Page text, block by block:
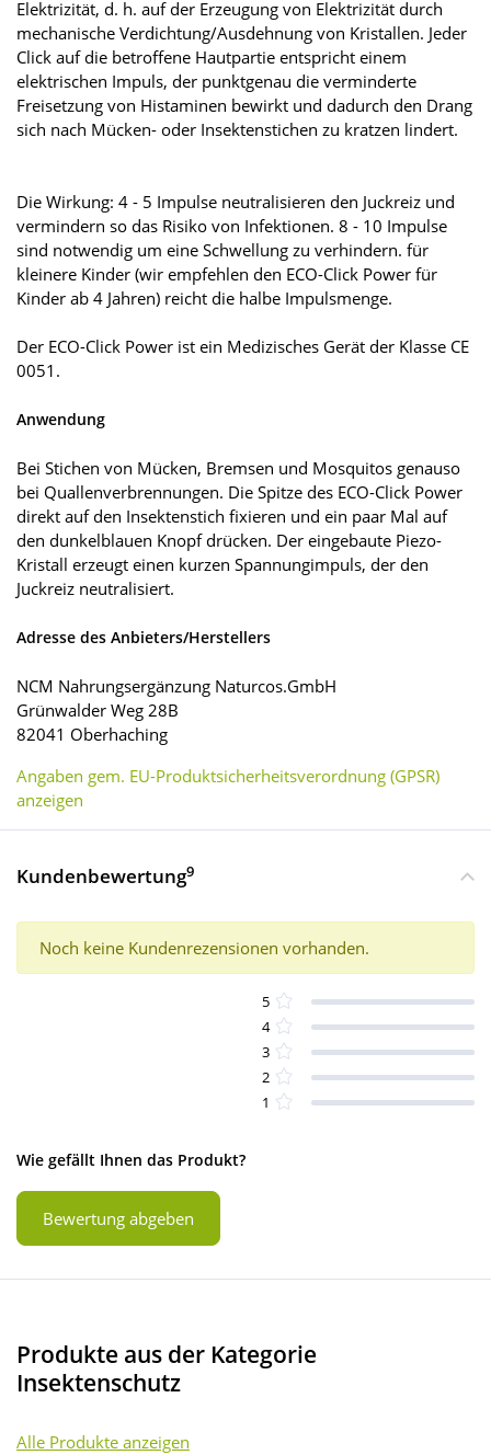
Elektrizität, d. h. auf der Erzeugung von Elektrizität durch
mechanische Verdichtung/Ausdehnung von Kristallen. Jeder
Click auf die betroffene Hautpartie entspricht einem
elektrischen Impuls, der punktgenau die verminderte
Freisetzung von Histaminen bewirkt und dadurch den Drang
sich nach Mücken- oder Insektenstichen zu kratzen lindert.
Die Wirkung: 4 - 5 Impulse neutralisieren den Juckreiz und
vermindern so das Risiko von Infektionen. 8 - 10 Impulse
sind notwendig um eine Schwellung zu verhindern. für
kleinere Kinder (wir empfehlen den ECO-Click Power für
Kinder ab 4 Jahren) reicht die halbe Impulsmenge.
Der ECO-Click Power ist ein Medizisches Gerät der Klasse CE
0051.
Anwendung
Bei Stichen von Mücken, Bremsen und Mosquitos genauso
bei Quallenverbrennungen. Die Spitze des ECO-Click Power
direkt auf den Insektenstich fixieren und ein paar Mal auf
den dunkelblauen Knopf drücken. Der eingebaute Piezo-
Kristall erzeugt einen kurzen Spannungimpuls, der den
Juckreiz neutralisiert.
Adresse des Anbieters/Herstellers
NCM Nahrungsergänzung Naturcos.GmbH
Grünwalder Weg 28B
82041 Oberhaching
Angaben gem. EU-Produktsicherheitsverordnung (GPSR)
anzeigen
Kundenbewertung9
Noch keine Kundenrezensionen vorhanden.
5
4
3
2
1
Wie gefällt Ihnen das Produkt?
Bewertung abgeben
Produkte aus der Kategorie
Insektenschutz
Alle Produkte anzeigen